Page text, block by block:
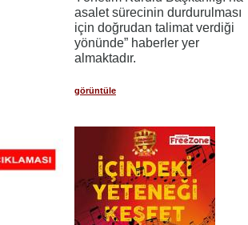
asalet sürecinin durdurulması
için doğrudan talimat verdiği
yönünde” haberler yer
almaktadır.
görüntüle